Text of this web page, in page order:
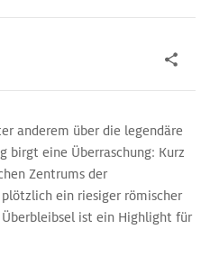
anderem über die legendäre
birgt eine Überraschung: Kurz
Zentrums der
ein riesiger römischer
ist ein Highlight für